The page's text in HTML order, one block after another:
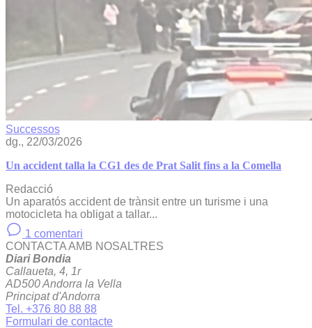
Successos
dg., 22/03/2026
Un accident talla la CG1 des de Prat Salit fins a la Comella
Redacció
Un aparatós accident de trànsit entre un turisme i una
motocicleta ha obligat a tallar...
1 comentari
CONTACTA AMB NOSALTRES
Diari Bondia
Callaueta, 4, 1r
AD500 Andorra la Vella
Principat d'Andorra
Tel. +376 80 88 88
Formulari de contacte